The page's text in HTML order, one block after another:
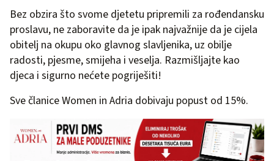
Bez obzira što svome djetetu pripremili za rođendansku
proslavu, ne zaboravite da je ipak najvažnije da je cijela
obitelj na okupu oko glavnog slavljenika, uz obilje
radosti, pjesme, smijeha i veselja. Razmišljajte kao
djeca i sigurno nećete pogriješiti!
Sve članice Women in Adria dobivaju popust od 15%.